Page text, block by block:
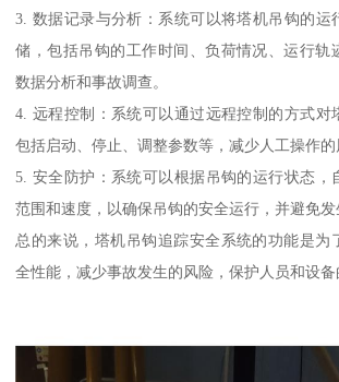
3. 数据记录与分析：系统可以将塔机吊钩的运
储，包括吊钩的工作时间、负荷情况、运行轨
数据分析和事故调查。
4. 远程控制：系统可以通过远程控制的方式对
包括启动、停止、调整参数等，减少人工操作的
5. 安全防护：系统可以根据吊钩的运行状态，
范围和速度，以确保吊钩的安全运行，并避免发
总的来说，塔机吊钩追踪安全系统的功能是为
全性能，减少事故发生的风险，保护人员和设备